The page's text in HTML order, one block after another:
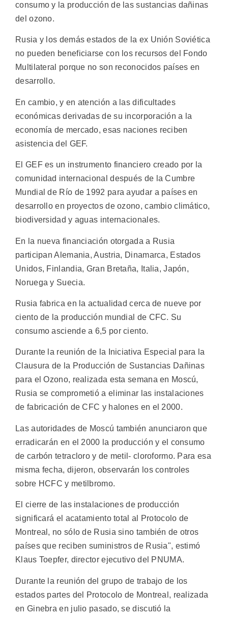
consumo y la producción de las sustancias dañinas
del ozono.
Rusia y los demás estados de la ex Unión Soviética
no pueden beneficiarse con los recursos del Fondo
Multilateral porque no son reconocidos países en
desarrollo.
En cambio, y en atención a las dificultades
económicas derivadas de su incorporación a la
economía de mercado, esas naciones reciben
asistencia del GEF.
El GEF es un instrumento financiero creado por la
comunidad internacional después de la Cumbre
Mundial de Río de 1992 para ayudar a países en
desarrollo en proyectos de ozono, cambio climático,
biodiversidad y aguas internacionales.
En la nueva financiación otorgada a Rusia
participan Alemania, Austria, Dinamarca, Estados
Unidos, Finlandia, Gran Bretaña, Italia, Japón,
Noruega y Suecia.
Rusia fabrica en la actualidad cerca de nueve por
ciento de la producción mundial de CFC. Su
consumo asciende a 6,5 por ciento.
Durante la reunión de la Iniciativa Especial para la
Clausura de la Producción de Sustancias Dañinas
para el Ozono, realizada esta semana en Moscú,
Rusia se comprometió a eliminar las instalaciones
de fabricación de CFC y halones en el 2000.
Las autoridades de Moscú también anunciaron que
erradicarán en el 2000 la producción y el consumo
de carbón tetracloro y de metil- cloroformo. Para esa
misma fecha, dijeron, observarán los controles
sobre HCFC y metilbromo.
El cierre de las instalaciones de producción
significará el acatamiento total al Protocolo de
Montreal, no sólo de Rusia sino también de otros
países que reciben suministros de Rusia", estimó
Klaus Toepfer, director ejecutivo del PNUMA.
Durante la reunión del grupo de trabajo de los
estados partes del Protocolo de Montreal, realizada
en Ginebra en julio pasado, se discutió la